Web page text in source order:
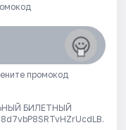
промокод
БИЛЕТНЫЙ